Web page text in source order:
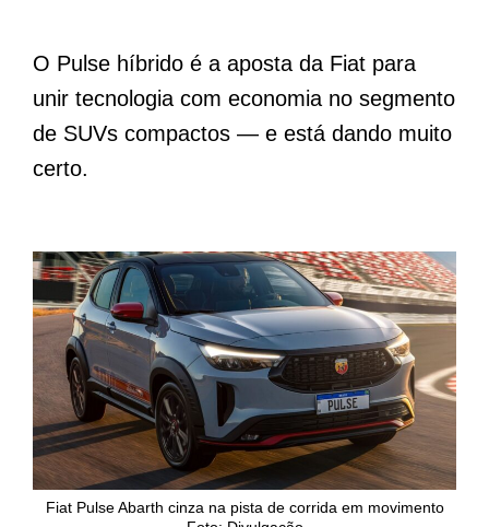
O Pulse híbrido é a aposta da Fiat para
unir tecnologia com economia no segmento
de SUVs compactos — e está dando muito
certo.
Fiat Pulse Abarth cinza na pista de corrida em movimento